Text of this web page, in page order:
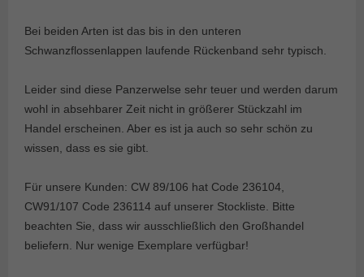
Bei beiden Arten ist das bis in den unteren
Schwanzflossenlappen laufende Rückenband sehr typisch.
Leider sind diese Panzerwelse sehr teuer und werden darum
wohl in absehbarer Zeit nicht in größerer Stückzahl im
Handel erscheinen. Aber es ist ja auch so sehr schön zu
wissen, dass es sie gibt.
Für unsere Kunden: CW 89/106 hat Code 236104,
CW91/107 Code 236114 auf unserer Stockliste. Bitte
beachten Sie, dass wir ausschließlich den Großhandel
beliefern. Nur wenige Exemplare verfügbar!